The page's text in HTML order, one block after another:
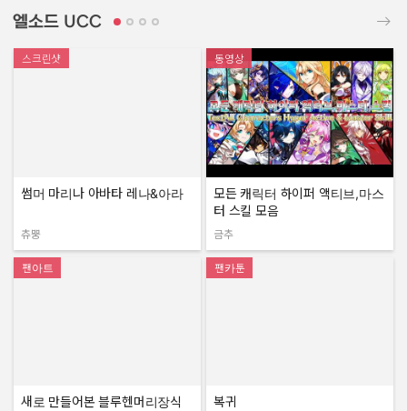
엘소드 UCC
스크린샷
썸머 마리나 아바타 레나&아라
작성자:
츄뿡
동영상
모든 캐릭터 하이퍼 액티브,마스
터 스킬 모음
작성자:
금추
팬아트
새로 만들어본 블루헨머리장식
팬카툰
복귀